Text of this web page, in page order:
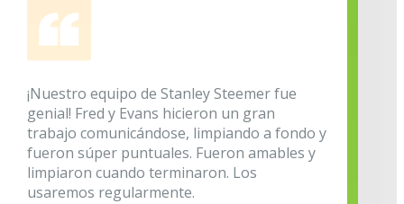
¡Nuestro equipo de Stanley Steemer fue
genial! Fred y Evans hicieron un gran
trabajo comunicándose, limpiando a fondo y
fueron súper puntuales. Fueron amables y
limpiaron cuando terminaron. Los
usaremos regularmente.